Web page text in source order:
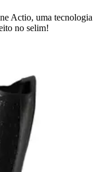
Actio, uma tecnologia
no selim!